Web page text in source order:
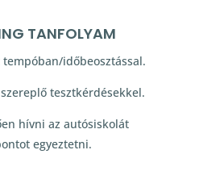
TANFOLYAM
időbeosztással.
tesztkérdésekkel.
hívni az autósiskolát
egyeztetni.